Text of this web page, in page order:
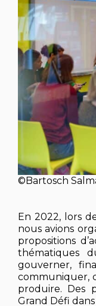
©Bartosch
En 2022, lors
nous avions
propositions
thématiques
gouverner,
communiquer,
produire. Des
Grand Défi